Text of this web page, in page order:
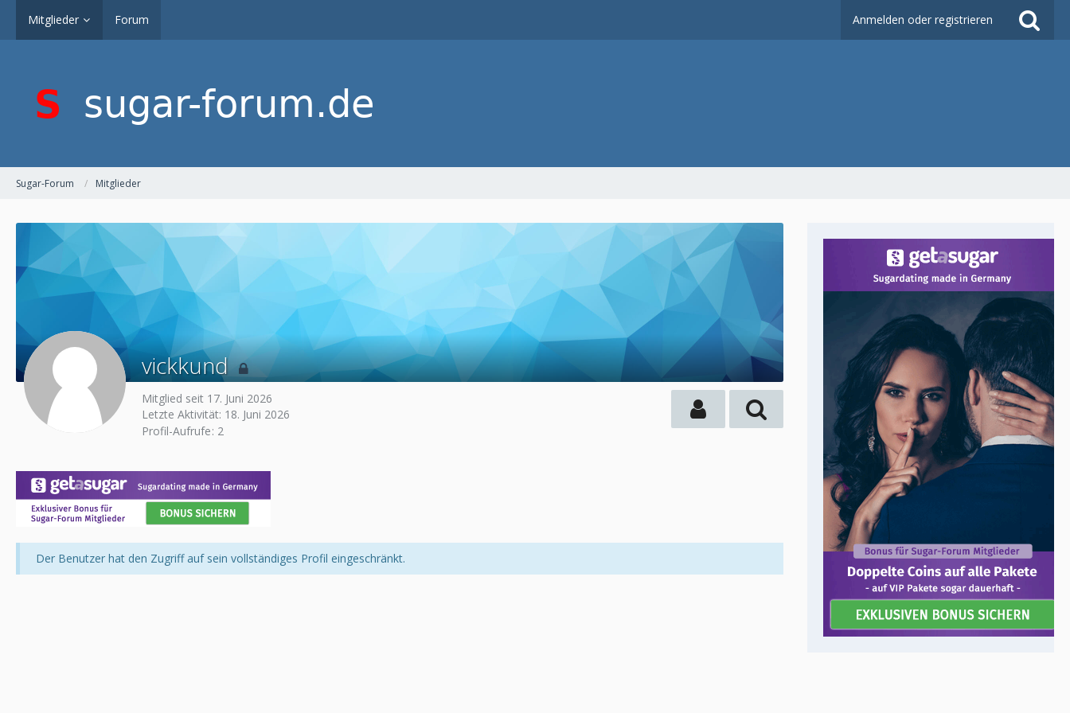
Mitglieder Forum Anmelden oder registrieren
Sugar-Forum Mitglieder
vickkund
Mitglied seit 17. Juni 2026
Letzte Aktivität: 18. Juni 2026
Profil-Aufrufe 2
Der Benutzer hat den Zugriff auf sein vollständiges Profil eingeschränkt.